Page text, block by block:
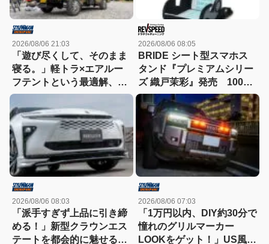
2026/08/06 21:03
「遊び尽くして、そのまま
寝る。」軽トラ×エアルー
フテントという最適解、見
つけた!!
2026/08/06 08:05
BRIDE シート型スマホス
タンド『プレミアムシリー
ズ 織戸茉彩』発売 100個
限定でパッケージには自筆
サイン入り
2026/08/06 08:03
「派手すぎず上品に引き締
める！」新型クラウンエス
テートを都会的に魅せる、
2026/08/06 07:03
「1万円以内、DIY約30分で
憧れのグリルマーカー
LOOKをゲット！」US風の